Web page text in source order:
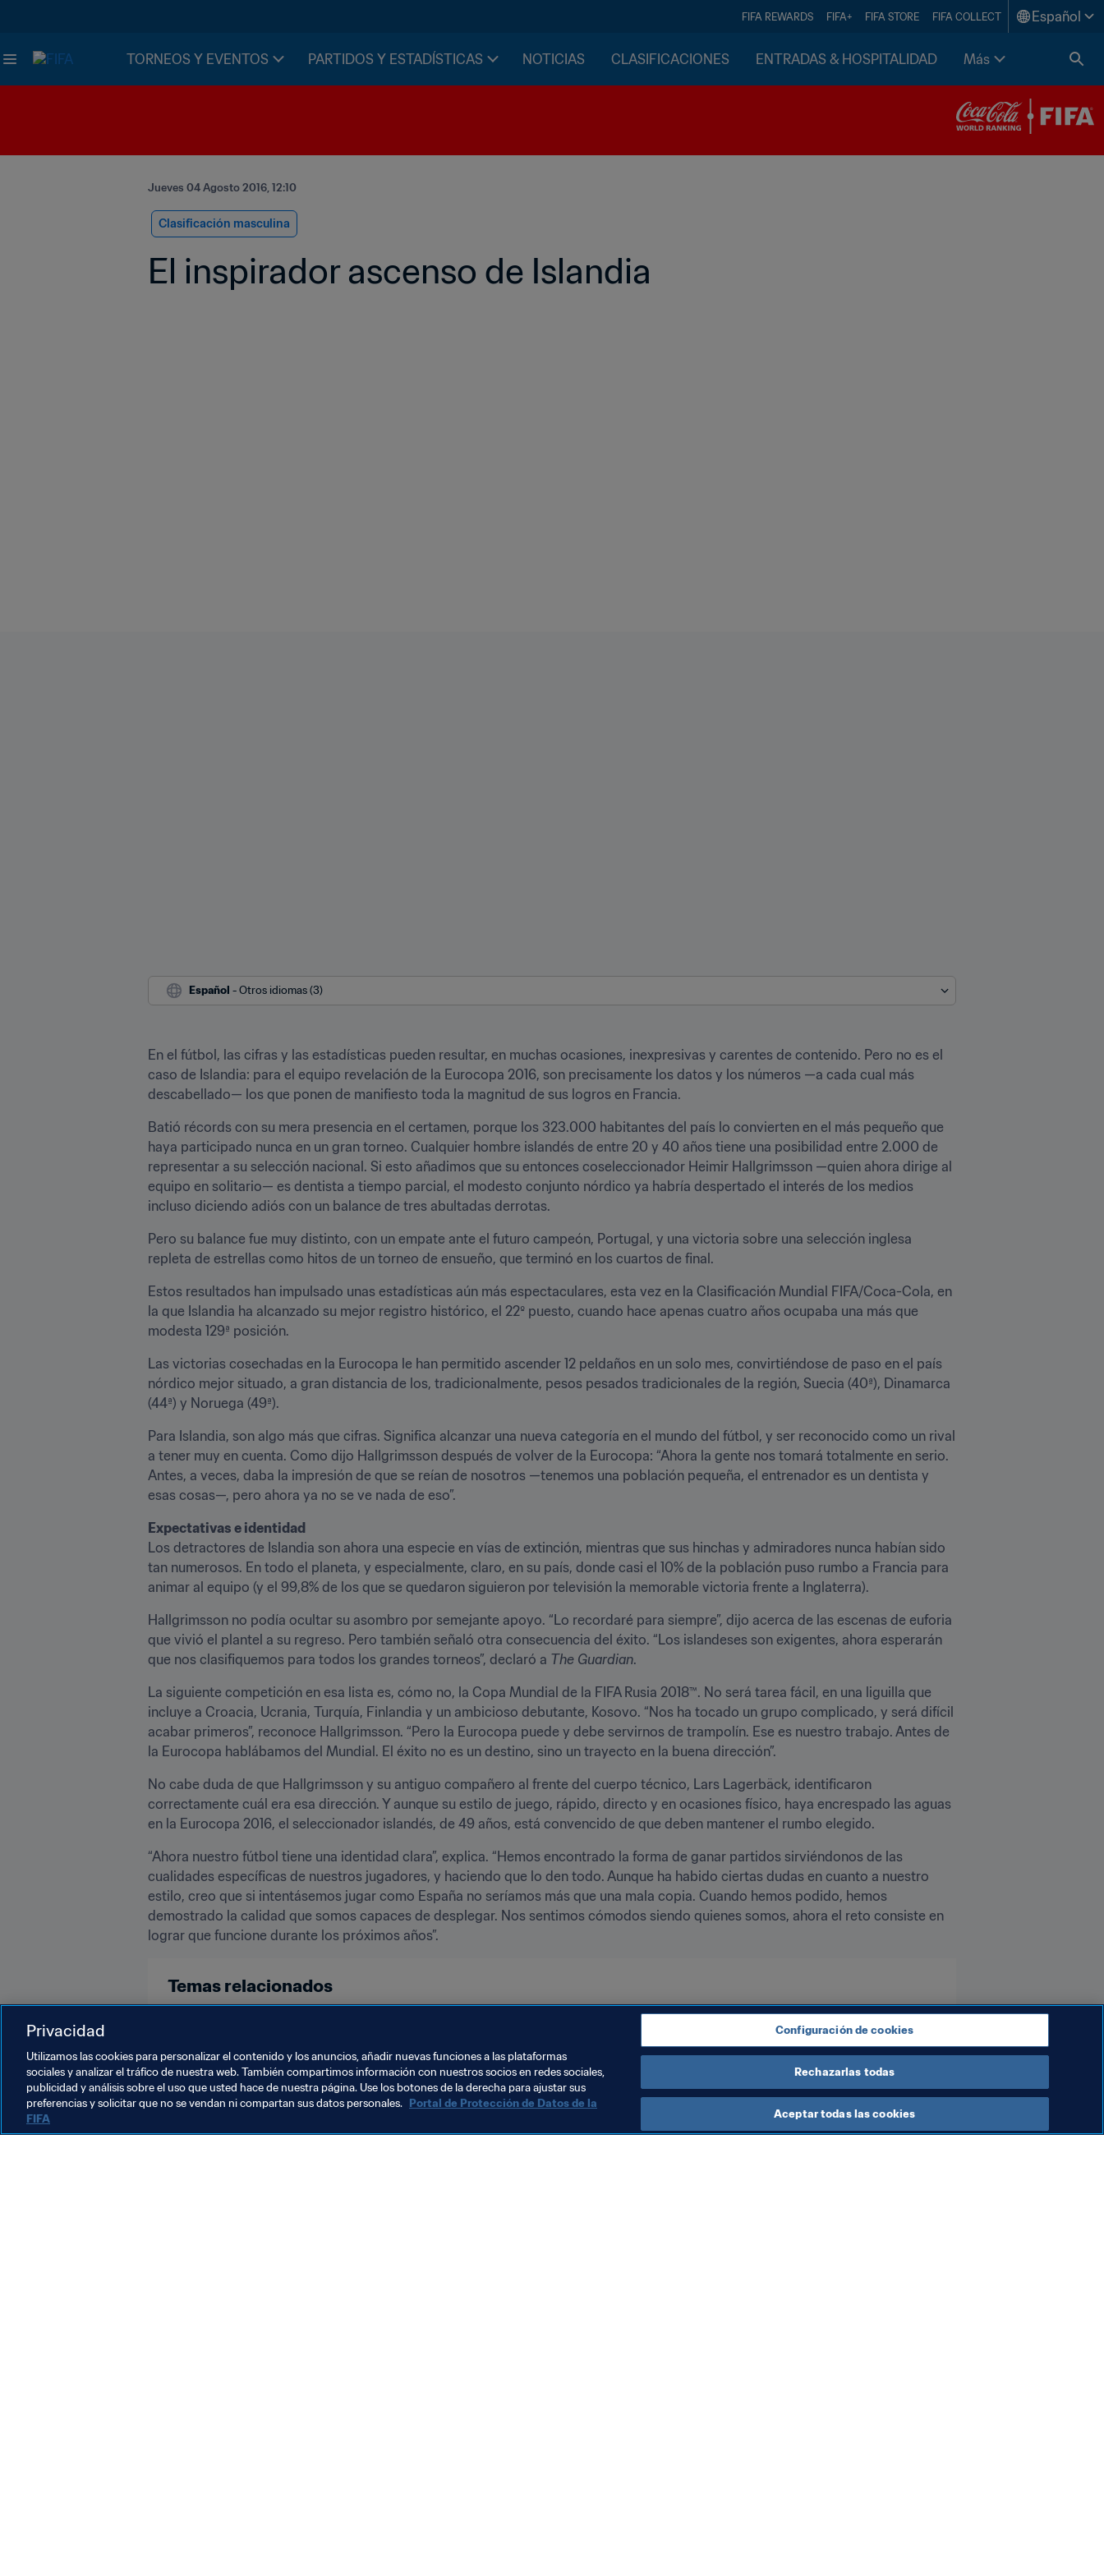
FIFA REWARDS FIFA+ FIFA STORE FIFA COLLECT Español
TORNEOS Y EVENTOS PARTIDOS Y ESTADÍSTICAS NOTICIAS CLASIFICACIONES ENTRADAS & HOSPITALIDAD Más
Jueves 04 Agosto 2016, 12:10
Clasificación masculina
El inspirador ascenso de Islandia
Español - Otros idiomas (3)
En el fútbol, las cifras y las estadísticas pueden resultar, en muchas ocasiones, inexpresivas y carentes de contenido. Pero no es el
caso de Islandia: para el equipo revelación de la Eurocopa 2016, son precisamente los datos y los números —a cada cual más
descabellado— los que ponen de manifiesto toda la magnitud de sus logros en Francia.
Batió récords con su mera presencia en el certamen, porque los 323.000 habitantes del país lo convierten en el más pequeño que
haya participado nunca en un gran torneo. Cualquier hombre islandés de entre 20 y 40 años tiene una posibilidad entre 2.000 de
representar a su selección nacional. Si esto añadimos que su entonces coseleccionador Heimir Hallgrimsson —quien ahora dirige al
equipo en solitario— es dentista a tiempo parcial, el modesto conjunto nórdico ya habría despertado el interés de los medios
incluso diciendo adiós con un balance de tres abultadas derrotas.
Pero su balance fue muy distinto, con un empate ante el futuro campeón, Portugal, y una victoria sobre una selección inglesa
repleta de estrellas como hitos de un torneo de ensueño, que terminó en los cuartos de final.
Estos resultados han impulsado unas estadísticas aún más espectaculares, esta vez en la Clasificación Mundial FIFA/Coca-Cola, en
la que Islandia ha alcanzado su mejor registro histórico, el 22º puesto, cuando hace apenas cuatro años ocupaba una más que
modesta 129ª posición.
Las victorias cosechadas en la Eurocopa le han permitido ascender 12 peldaños en un solo mes, convirtiéndose de paso en el país
nórdico mejor situado, a gran distancia de los, tradicionalmente, pesos pesados tradicionales de la región, Suecia (40ª), Dinamarca
(44ª) y Noruega (49ª).
Para Islandia, son algo más que cifras. Significa alcanzar una nueva categoría en el mundo del fútbol, y ser reconocido como un rival
a tener muy en cuenta. Como dijo Hallgrimsson después de volver de la Eurocopa: “Ahora la gente nos tomará totalmente en serio.
Antes, a veces, daba la impresión de que se reían de nosotros —tenemos una población pequeña, el entrenador es un dentista y
esas cosas—, pero ahora ya no se ve nada de eso”.
Los detractores de Islandia son ahora una especie en vías de extinción, mientras que sus hinchas y admiradores nunca habían sido
tan numerosos. En todo el planeta, y especialmente, claro, en su país, donde casi el 10% de la población puso rumbo a Francia para
animar al equipo (y el 99,8% de los que se quedaron siguieron por televisión la memorable victoria frente a Inglaterra).
Hallgrimsson no podía ocultar su asombro por semejante apoyo. “Lo recordaré para siempre”, dijo acerca de las escenas de euforia
que vivió el plantel a su regreso. Pero también señaló otra consecuencia del éxito. “Los islandeses son exigentes, ahora esperarán
que nos clasifiquemos para todos los grandes torneos”, declaró a The Guardian.
La siguiente competición en esa lista es, cómo no, la Copa Mundial de la FIFA Rusia 2018™. No será tarea fácil, en una liguilla que
incluye a Croacia, Ucrania, Turquía, Finlandia y un ambicioso debutante, Kosovo. “Nos ha tocado un grupo complicado, y será difícil
acabar primeros”, reconoce Hallgrimsson. “Pero la Eurocopa puede y debe servirnos de trampolín. Ese es nuestro trabajo. Antes de
la Eurocopa hablábamos del Mundial. El éxito no es un destino, sino un trayecto en la buena dirección”.
No cabe duda de que Hallgrimsson y su antiguo compañero al frente del cuerpo técnico, Lars Lagerbäck, identificaron
correctamente cuál era esa dirección. Y aunque su estilo de juego, rápido, directo y en ocasiones físico, haya encrespado las aguas
en la Eurocopa 2016, el seleccionador islandés, de 49 años, está convencido de que deben mantener el rumbo elegido.
“Ahora nuestro fútbol tiene una identidad clara”, explica. “Hemos encontrado la forma de ganar partidos sirviéndonos de las
cualidades específicas de nuestros jugadores, y haciendo que lo den todo. Aunque ha habido ciertas dudas en cuanto a nuestro
estilo, creo que si intentásemos jugar como España no seríamos más que una mala copia. Cuando hemos podido, hemos
demostrado la calidad que somos capaces de desplegar. Nos sentimos cómodos siendo quienes somos, ahora el reto consiste en
lograr que funcione durante los próximos años”.
Temas relacionados
Privacidad
Utilizamos las cookies para personalizar el contenido y los anuncios, añadir nuevas funciones a las plataformas
sociales y analizar el tráfico de nuestra web. También compartimos información con nuestros socios en redes sociales,
publicidad y análisis sobre el uso que usted hace de nuestra página. Use los botones de la derecha para ajustar sus
preferencias y solicitar que no se vendan ni compartan sus datos personales. Portal de Protección de Datos de la
FIFA
Configuración de cookies
Rechazarlas todas
Aceptar todas las cookies